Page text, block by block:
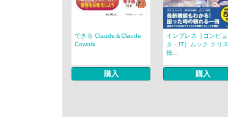
できる Claude＆Claude
Cowork
購入
インプレス［コンピュ
タ・IT］ムック クリ
操...
購入